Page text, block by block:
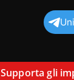
Supporta gli